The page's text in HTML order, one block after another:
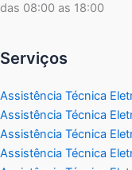
das 08:00 as 18:00
Serviços
Assistência Técnica
Assistência Técnica
Assistência Técnica
Assistência Técnica